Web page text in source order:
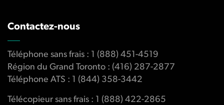
Contactez-nous
Téléphone sans frais : 1 (888) 451-4519
Région du Grand Toronto : (416) 287-2877
Téléphone ATS : 1 (844) 358-3442
Télécopieur sans frais : 1 (888) 422-2865